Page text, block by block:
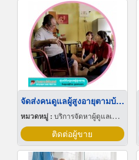
จัดส่งคนดูแลผู้สูงอายุตามบ้าน
หมวดหมู่ : บริการจัดหาผู้ดูแลเด็กและผู้สูงอายุ
ติดต่อผู้ขาย